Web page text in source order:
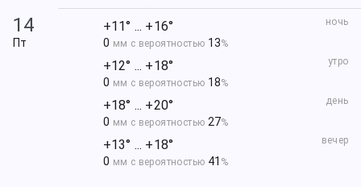
14
Пт
ночь
+11° ... +16°
0 мм с вероятностью 13%
утро
+12° ... +18°
0 мм с вероятностью 18%
день
+18° ... +20°
0 мм с вероятностью 27%
вечер
+13° ... +18°
0 мм с вероятностью 41 %